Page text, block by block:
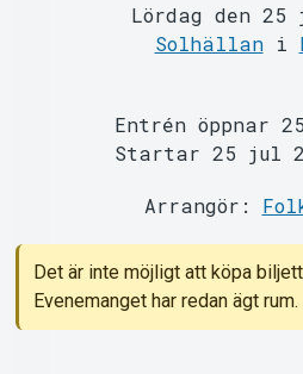
Lördag den
Solhällani
Entrén öppnar
Startar 25 jul
Arrangör:
Det är inte möjligt att köpa
Evenemanget har redan ägt rum.